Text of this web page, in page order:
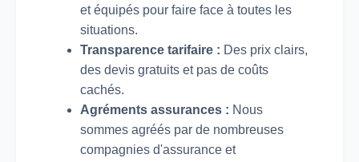
et équipés pour faire face à toutes les
situations.
Transparence tarifaire : Des prix clairs,
des devis gratuits et pas de coûts
cachés.
Agréments assurances : Nous
sommes agréés par de nombreuses
compagnies d'assurance et